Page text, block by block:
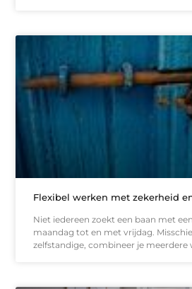
Flexibel werken met zekerheid
Niet iedereen zoekt een baan met
maandag tot en met vrijdag.
zelfstandige, combineer je meerdere